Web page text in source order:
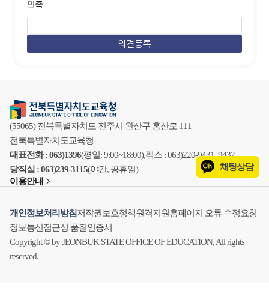
만족
(55065) 전북특별자치도 전주시 완산구 홍산로 111
전북특별자치도교육청
대표전화 : 063)1396(평일: 9:00~18:00),팩스 : 063)220-9431, 9432
당직실 : 063)239-3115(야간, 공휴일)
이용안내
채팅상담
개인정보처리방침저작권보호정책원격지원홈페이지 오류 수정요청
정보통신접근성 품질인증서
Copyright © by JEONBUK STATE OFFICE OF EDUCATION, All rights
reserved.